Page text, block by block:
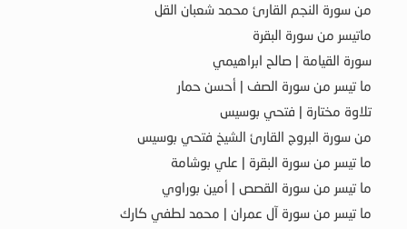
من سورة النجم القارئ محمد شعبان القل
ماتيسر من سورة البقرة
سورة القيامة | صالح ابراهيمي
ما تيسر من سورة الصف | أحسن حمار
تلاوة مختارة | فتحي بوسيس
من سورة البروج القارئ الشيخ فتحي بوسيس
ما تيسر من سورة البقرة | علي بوشامة
ما تيسر من سورة القصص | أمين بوراوي
ما تيسر من سورة آل عمران | محمد لطفي كارك